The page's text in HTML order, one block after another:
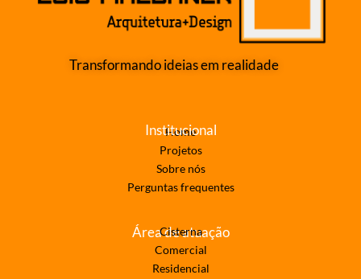
Transformando ideias em realidade
Home
Projetos
Sobre nós
Perguntas frequentes
Institucional
Área de atuação
Cisterna
Comercial
Residencial